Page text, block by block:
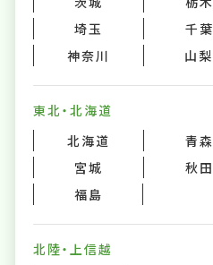
埼玉
千葉
神奈川
山梨
東北・北海道
北海道
青森
宮城
秋田
福島
北陸・上信越